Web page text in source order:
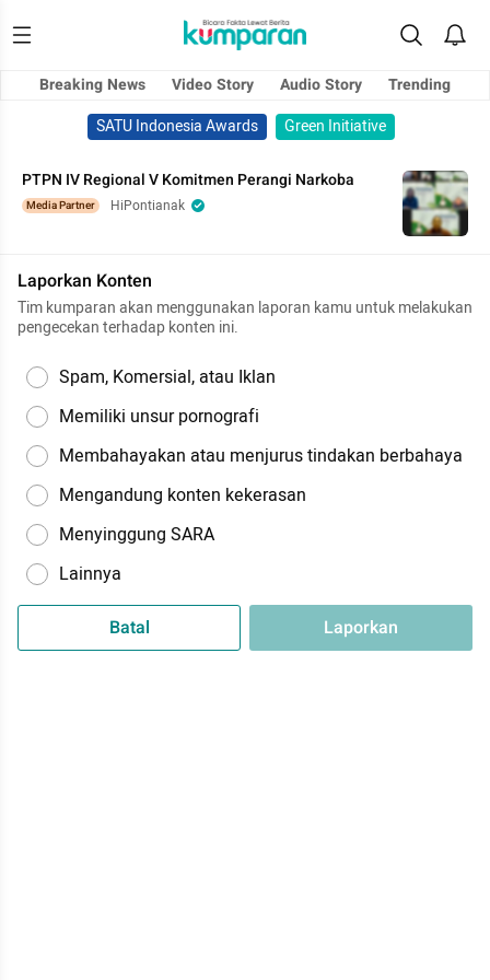
Breaking News Video Story Audio Story
Trending
SATU Indonesia Awards
Green Initiative
PTPN IV Regional V Komitmen Perangi Narkoba
Media Partner HiPontianak
Laporkan Konten
Tim kumparan akan menggunakan laporan kamu untuk melakukan
pengecekan terhadap konten ini.
Spam, Komersial, atau Iklan
Memiliki unsur pornografi
Membahayakan atau menjurus tindakan berbahaya
Mengandung konten kekerasan
Menyinggung SARA
Lainnya
Batal Laporkan